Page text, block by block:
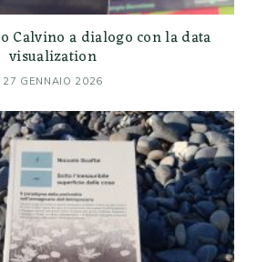
Calvino a dialogo con la data
visualization
27 GENNAIO 2026